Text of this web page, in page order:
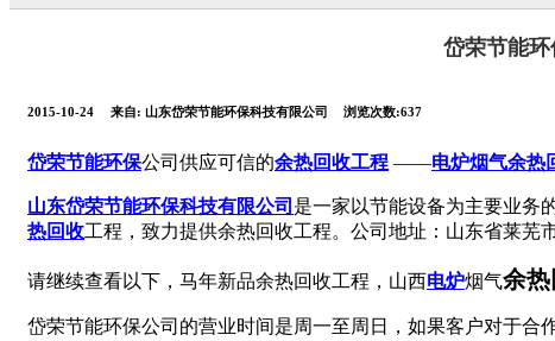
岱荣节能
2015-10-24 来自: 山东岱荣节能环保科技有限公司 浏览次数:637
岱荣节能环保公司供应可信的余热回收工程 ——电炉烟气余热
山东岱荣节能环保科技有限公司 是一家以节能设备为主要业务
热回收工程，致力提供余热回收工程。公司地址：山东省莱芜
请继续查看以下，马年新品余热回收工程，山西电炉烟气余
岱荣节能环保公司的营业时间是周一至周日，如果客户对于